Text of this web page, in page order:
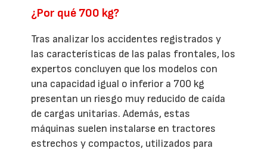
¿Por qué 700 kg?
Tras analizar los accidentes registrados y
las características de las palas frontales, los
expertos concluyen que los modelos con
una capacidad igual o inferior a 700 kg
presentan un riesgo muy reducido de caída
de cargas unitarias. Además, estas
máquinas suelen instalarse en tractores
estrechos y compactos, utilizados para